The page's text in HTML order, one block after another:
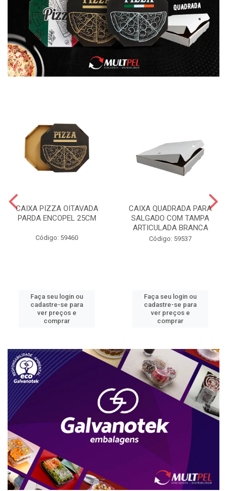
CAIXA PIZZA OITAVADA
PARDA ENCOPEL 25CM
Código: 59460
Faça seu login ou
cadastre-se para
ver preços e
comprar
CAIXA QUADRADA PARA
SALGADO COM TAMPA
ARTICULADA BRANCA
Código: 59537
Faça seu login ou
cadastre-se para
ver preços e
comprar